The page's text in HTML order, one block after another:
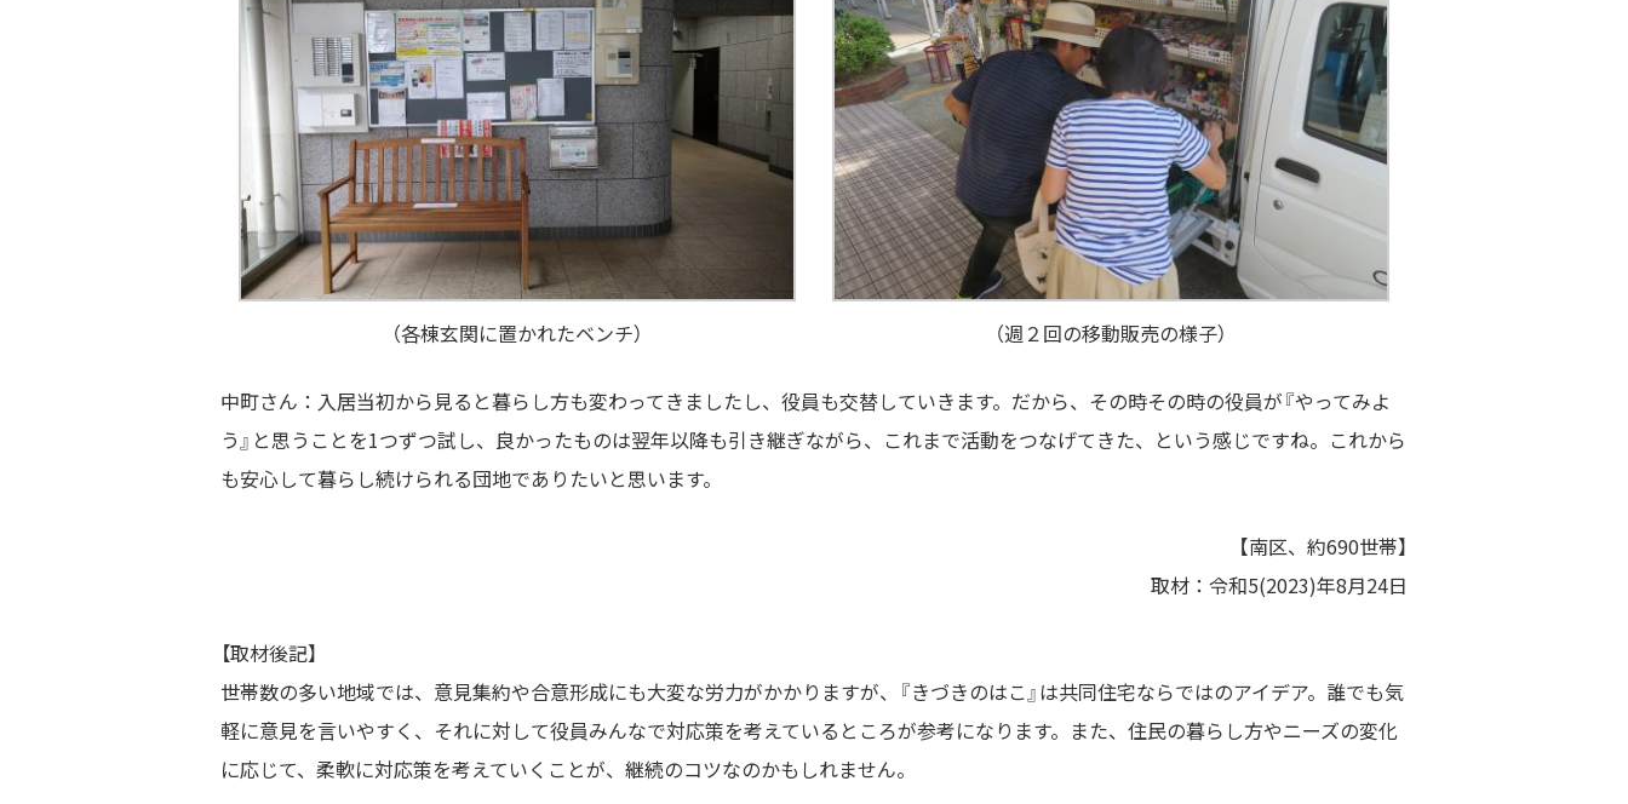
（各棟玄関に置かれたベンチ） （週２回の移動販売の様子）
中町さん：入居当初から見ると暮らし方も変わってきましたし、役員も交替していきます。だから、その時その時の役員が『やってみよ
う』と思うことを1つずつ試し、良かったものは翌年以降も引き継ぎながら、これまで活動をつなげてきた、という感じですね。これから
も安心して暮らし続けられる団地でありたいと思います。
【南区、約690世帯】
取材：令和5(2023)年8月24日
【取材後記】
世帯数の多い地域では、意見集約や合意形成にも大変な労力がかかりますが、『きづきのはこ』は共同住宅ならではのアイデア。誰でも気
軽に意見を言いやすく、それに対して役員みんなで対応策を考えているところが参考になります。また、住民の暮らし方やニーズの変化
に応じて、柔軟に対応策を考えていくことが、継続のコツなのかもしれません。